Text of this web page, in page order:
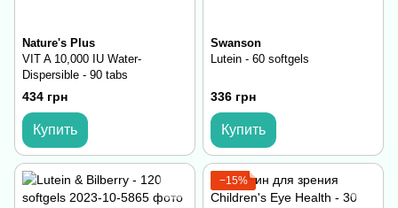
Nature's Plus
VIT A 10,000 IU Water-
Dispersible - 90 tabs
434 грн
Купить
Swanson
Lutein - 60 softgels
336 грн
Купить
−15%